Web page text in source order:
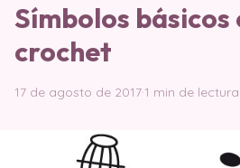
Símbolos básicos
crochet
17 de agosto de 2017·1 min de lectura